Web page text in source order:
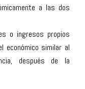
a las dos
o ingresos propios
económico similar al
después de la